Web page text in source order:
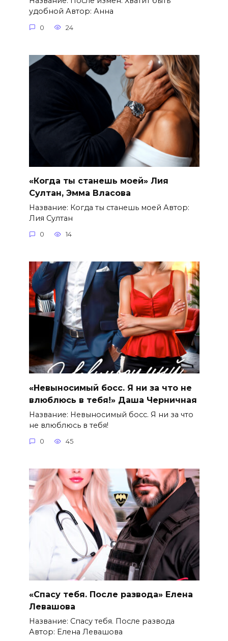
удобной Автор: Анна
0 24
«Когда ты станешь моей» Лия
Султан, Эмма Власова
Название: Когда ты станешь моей Автор:
Лия Султан
0 14
«Невыносимый босс. Я ни за что не
влюблюсь в тебя!» Даша Черничная
Название: Невыносимый босс. Я ни за что
не влюблюсь в тебя!
0 45
«Спасу тебя. После развода» Елена
Левашова
Название: Спасу тебя. После развода
Автор: Елена Левашова